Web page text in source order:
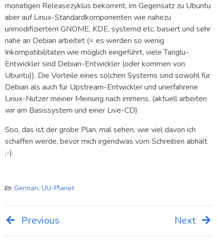
monatigen Releasezyklus bekommt, im Gegensatz zu Ubuntu
aber auf Linux-Standardkomponenten wie nahezu
unmodifiziertem GNOME, KDE, systemd etc. basiert und sehr
nahe an Debian arbeitet (= es werden so wenig
Inkompatibilitäten wie möglich eingeführt, viele Tanglu-
Entwickler sind Debian-Entwickler (oder kommen von
Ubuntu)). Die Vorteile eines solchen Systems sind sowohl für
Debian als auch für Upstream-Entwickler und unerfahrene
Linux-Nutzer meiner Meinung nach immens. (aktuell arbeiten
wir am Basissystem und einer Live-CD)
Soo, das ist der grobe Plan, mal sehen, wie viel davon ich
schaffen werde, bevor mich irgendwas vom Schreiben abhält
;-).
German, UU-Planet
Post
Previous Next